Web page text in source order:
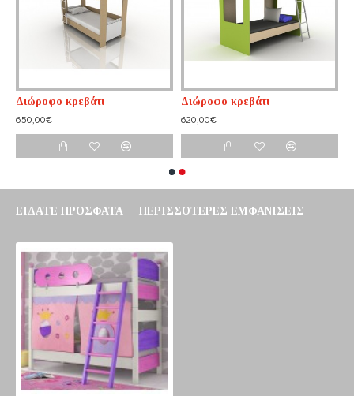
Διώροφο κρεβάτι
650,00€
Διώροφο κρεβάτι
620,00€
ΕΊΔΑΤΕ ΠΡΌΣΦΑΤΑ ΠΕΡΙΣΣΌΤΕΡΕΣ ΕΜΦΑΝΊΣΕΙΣ